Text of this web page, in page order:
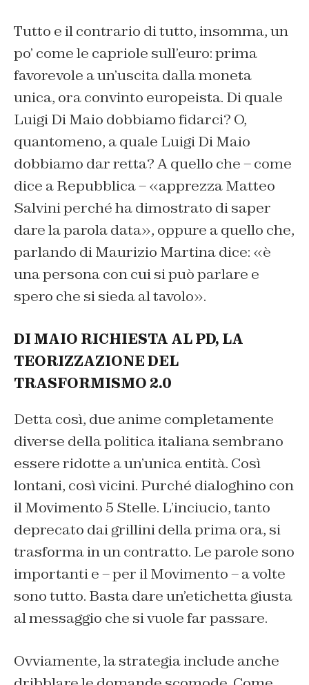
Tutto e il contrario di tutto, insomma, un
po’ come le capriole sull’euro: prima
favorevole a un’uscita dalla moneta
unica, ora convinto europeista. Di quale
Luigi Di Maio dobbiamo fidarci? O,
quantomeno, a quale Luigi Di Maio
dobbiamo dar retta? A quello che – come
dice a Repubblica – «apprezza Matteo
Salvini perché ha dimostrato di saper
dare la parola data», oppure a quello che,
parlando di Maurizio Martina dice: «è
una persona con cui si può parlare e
spero che si sieda al tavolo».
DI MAIO RICHIESTA AL PD, LA
TEORIZZAZIONE DEL
TRASFORMISMO 2.0
Detta così, due anime completamente
diverse della politica italiana sembrano
essere ridotte a un’unica entità. Così
lontani, così vicini. Purché dialoghino con
il Movimento 5 Stelle. L’inciucio, tanto
deprecato dai grillini della prima ora, si
trasforma in un contratto. Le parole sono
importanti e – per il Movimento – a volte
sono tutto. Basta dare un’etichetta giusta
al messaggio che si vuole far passare.
Ovviamente, la strategia include anche